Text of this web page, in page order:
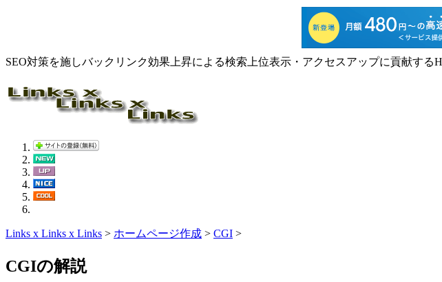
SEO対策を施しバックリンク効果上昇による検索上位表示・アクセスアップに貢献する
Links x Links x Links > ホームページ作成 > CGI >
CGIの解説